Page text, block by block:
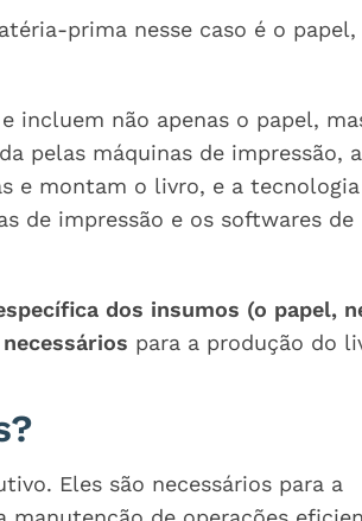
prima nesse caso é o papel,
incluem não apenas o papel,
pelas máquinas de impressão,
e montam o livro, e a tecnologia
de impressão e os softwares de
dos insumos (o papel,
para a produção do
Eles são necessários para a